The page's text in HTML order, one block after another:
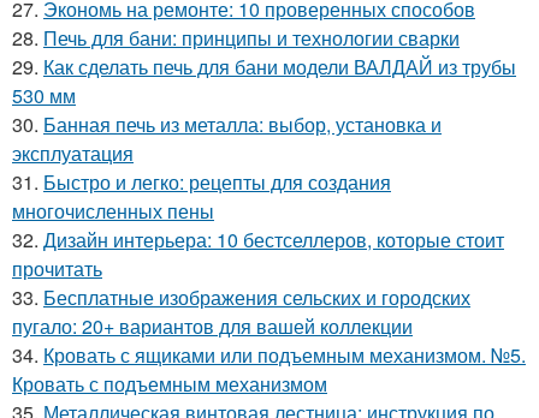
27. Экономь на ремонте: 10 проверенных способов
28. Печь для бани: принципы и технологии сварки
29. Как сделать печь для бани модели ВАЛДАЙ из трубы
530 мм
30. Банная печь из металла: выбор, установка и
эксплуатация
31. Быстро и легко: рецепты для создания
многочисленных пены
32. Дизайн интерьера: 10 бестселлеров, которые стоит
прочитать
33. Бесплатные изображения сельских и городских
пугало: 20+ вариантов для вашей коллекции
34. Кровать с ящиками или подъемным механизмом. №5.
Кровать с подъемным механизмом